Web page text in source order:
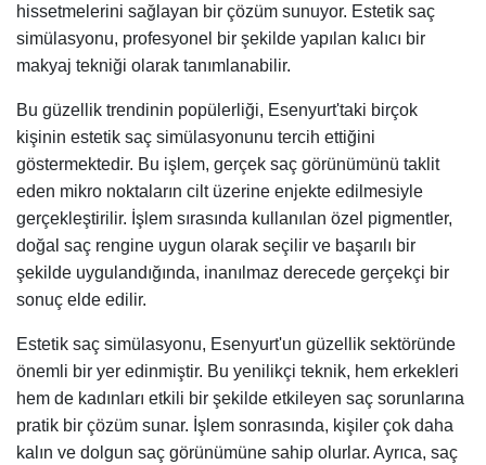
hissetmelerini sağlayan bir çözüm sunuyor. Estetik saç
simülasyonu, profesyonel bir şekilde yapılan kalıcı bir
makyaj tekniği olarak tanımlanabilir.
Bu güzellik trendinin popülerliği, Esenyurt'taki birçok
kişinin estetik saç simülasyonunu tercih ettiğini
göstermektedir. Bu işlem, gerçek saç görünümünü taklit
eden mikro noktaların cilt üzerine enjekte edilmesiyle
gerçekleştirilir. İşlem sırasında kullanılan özel pigmentler,
doğal saç rengine uygun olarak seçilir ve başarılı bir
şekilde uygulandığında, inanılmaz derecede gerçekçi bir
sonuç elde edilir.
Estetik saç simülasyonu, Esenyurt'un güzellik sektöründe
önemli bir yer edinmiştir. Bu yenilikçi teknik, hem erkekleri
hem de kadınları etkili bir şekilde etkileyen saç sorunlarına
pratik bir çözüm sunar. İşlem sonrasında, kişiler çok daha
kalın ve dolgun saç görünümüne sahip olurlar. Ayrıca, saç